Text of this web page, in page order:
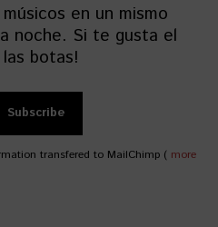
en un mismo
noche. Si te gusta el
botas!
transfered to MailChimp ( more